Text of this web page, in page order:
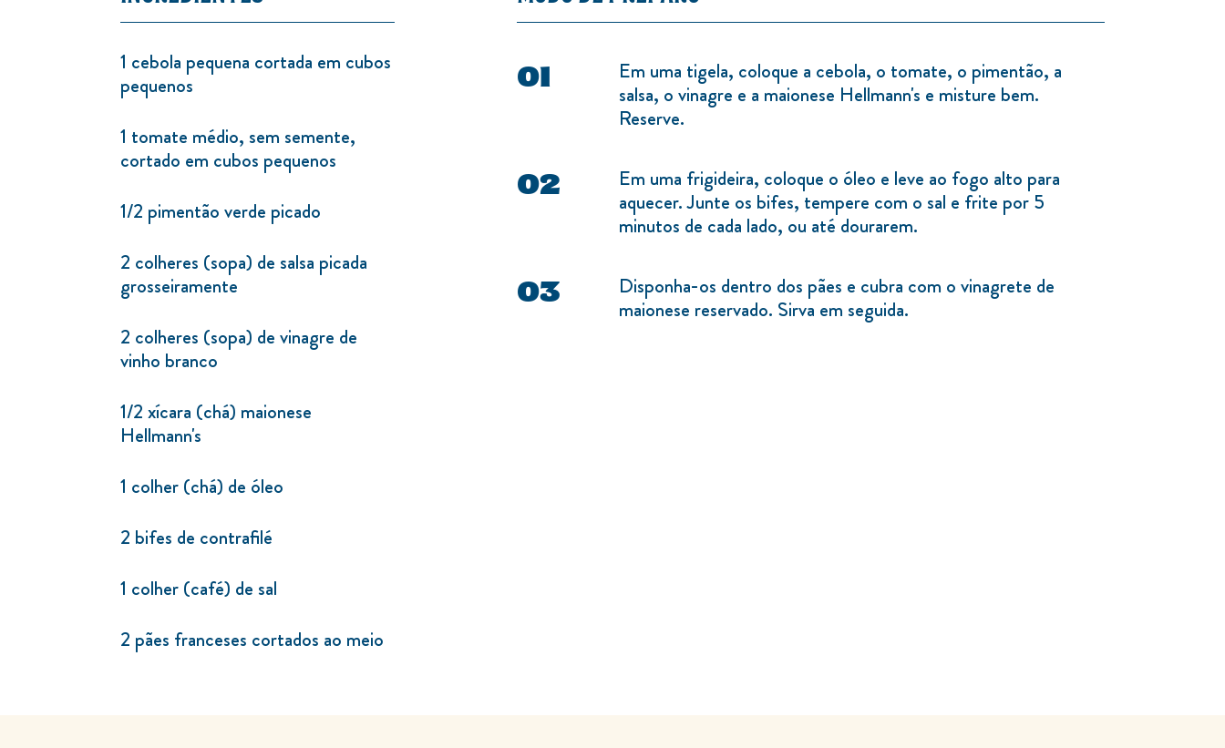
1 cebola pequena cortada em cubos
pequenos
1 tomate médio, sem semente,
cortado em cubos pequenos
1/2 pimentão verde picado
2 colheres (sopa) de salsa picada
grosseiramente
2 colheres (sopa) de vinagre de
vinho branco
1/2 xícara (chá) maionese
Hellmann's
1 colher (chá) de óleo
2 bifes de contrafilé
1 colher (café) de sal
2 pães franceses cortados ao meio
Em uma tigela, coloque a cebola, o tomate, o pimentão, a
salsa, o vinagre e a maionese Hellmann's e misture bem.
Reserve.
Em uma frigideira, coloque o óleo e leve ao fogo alto para
aquecer. Junte os bifes, tempere com o sal e frite por 5
minutos de cada lado, ou até dourarem.
Disponha-os dentro dos pães e cubra com o vinagrete de
maionese reservado. Sirva em seguida.